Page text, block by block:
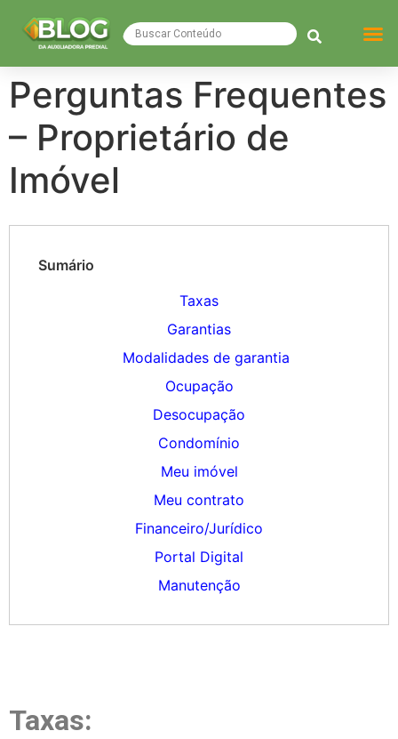
Perguntas Frequentes
– Proprietário de
Imóvel
Sumário
Taxas
Garantias
Modalidades de garantia
Ocupação
Desocupação
Condomínio
Meu imóvel
Meu contrato
Financeiro/Jurídico
Portal Digital
Manutenção
Taxas: